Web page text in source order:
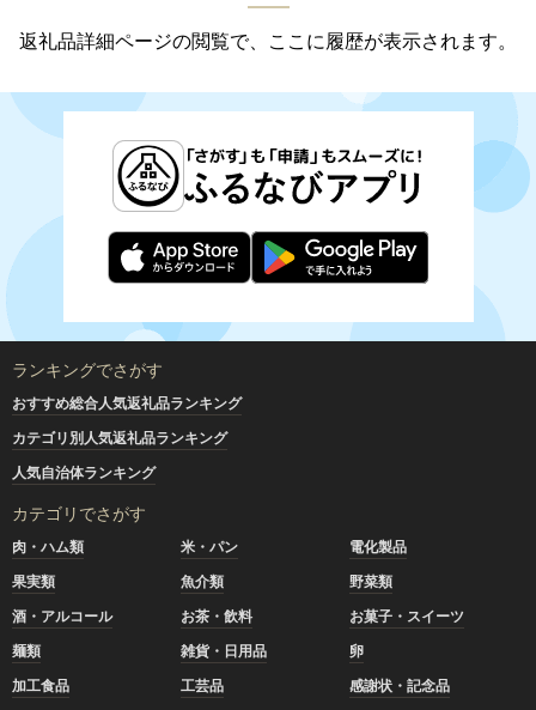
返礼品詳細ページの閲覧で、ここに履歴が表示されます。
ランキングでさがす
おすすめ総合人気返礼品ランキング
カテゴリ別人気返礼品ランキング
人気自治体ランキング
カテゴリでさがす
肉・ハム類 米・パン
電化製品
果実類
魚介類
野菜類
酒・アルコール
お茶・飲料
お菓子・スイーツ
麺類
雑貨・日用品
卵
加工食品
工芸品
感謝状・記念品